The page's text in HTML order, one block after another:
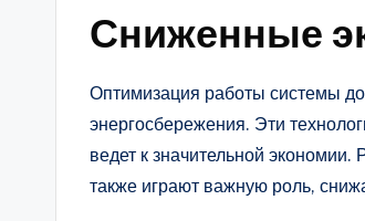
Сниженные
Оптимизация работы системы
энергосбережения. Эти
ведет к значительной
также играют важную роль,